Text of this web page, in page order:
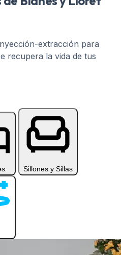
extracción para
recupera la vida de tus
a domicilio en Blanes:
ver los servicios
Sillones y Sillas